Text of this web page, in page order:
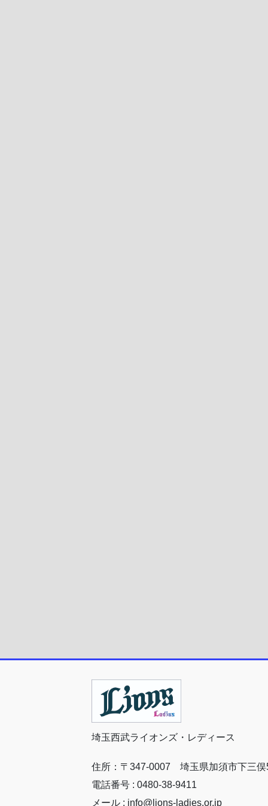
埼玉西武ライオンズ・レディース
住所：〒347-0007 埼玉県加須市下三俣
電話番号 : 0480-38-9411
メール : info@lions-ladies.or.jp